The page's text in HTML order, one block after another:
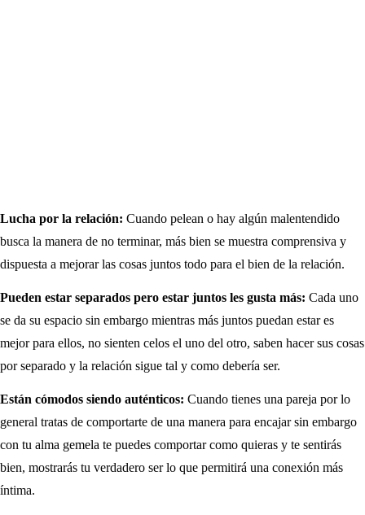
Lucha por la relación: Cuando pelean o hay algún malentendido
busca la manera de no terminar, más bien se muestra comprensiva y
dispuesta a mejorar las cosas juntos todo para el bien de la relación.
Pueden estar separados pero estar juntos les gusta más: Cada uno
se da su espacio sin embargo mientras más juntos puedan estar es
mejor para ellos, no sienten celos el uno del otro, saben hacer sus cosas
por separado y la relación sigue tal y como debería ser.
Están cómodos siendo auténticos: Cuando tienes una pareja por lo
general tratas de comportarte de una manera para encajar sin embargo
con tu alma gemela te puedes comportar como quieras y te sentirás
bien, mostrarás tu verdadero ser lo que permitirá una conexión más
íntima.